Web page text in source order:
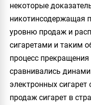
некоторые
никотинсодержащая
уровню продаж и
сигаретами и таким
процесс
сравнивались
электронных
продаж сигарет в